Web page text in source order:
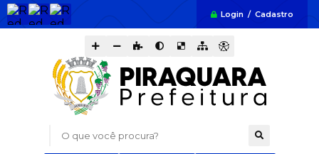
Login / Cadastro
O que você procura?